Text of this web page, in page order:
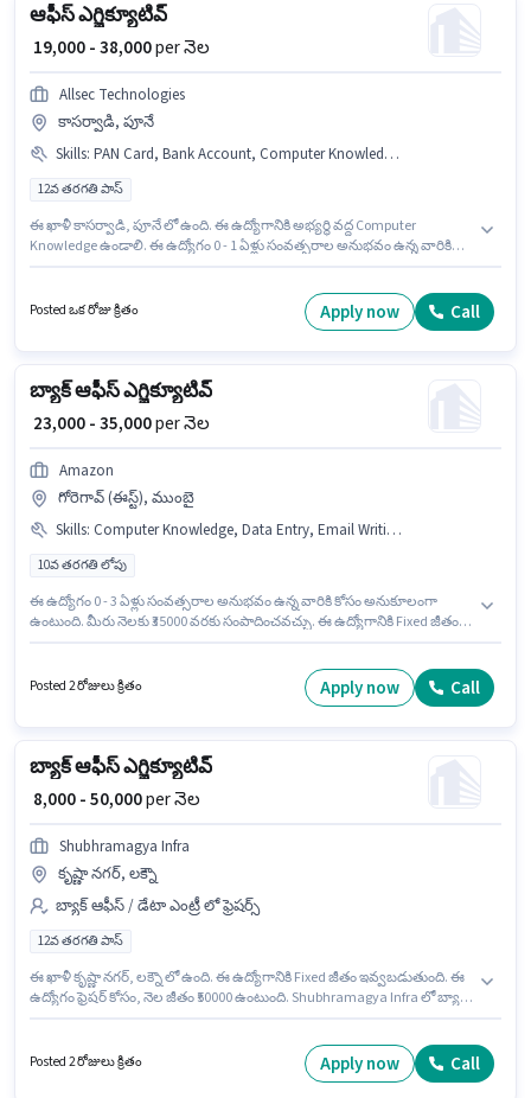
ఆఫీస్ ఎగ్జిక్యూటివ్
₹ 19,000 - 38,000per నెల
Allsec Technologies
కాసర్వాడి, పూనే
Skills: PAN Card, Bank Account, Computer Knowledge, Aadhar Card
12వ తరగతి పాస్
ఈ ఖాళీ కాసర్వాడి, పూనే లో ఉంది. ఈ ఉద్యోగానికి అభ్యర్థి వద్ద Computer
Knowledge ఉండాలి. ఈ ఉద్యోగం 0 - 1 ఏళ్లు సంవత్సరాల అనుభవం ఉన్న వారికి
పాలసీలపై ఆధారపడి ఇప్పించబడతాయి. Allsec Technologies లో బ్యాక్ ఆఫీస్ /
డేటా ఎంట్రీ విభాగంలో ఆఫీస్ ఎగ్జిక్యూటివ్ గా చేరండి. ఈ ఉద్యోగానికి Fixed జీతం
Posted ఒక రోజు క్రితం Apply now Call
బ్యాక్ ఆఫీస్ ఎగ్జిక్యూటివ్
₹ 23,000 - 35,000per నెల
Amazon
గోరెగావ్ (ఈస్ట్), ముంబై
Skills: Computer Knowledge, Data Entry, Email Writing, Internet Surfing, MS Excel, MS Word
10వ తరగతి లోపు
ఈ ఉద్యోగం 0 - 3 ఏళ్లు సంవత్సరాల అనుభవం ఉన్న వారికి కోసం అనుకూలంగా
ఉంటుంది. మీరు నెలకు ₹35000 వరకు సంపాదించవచ్చు. ఈ ఉద్యోగానికి Fixed జీతం
Knowledge, Data Entry, Email Writing, Internet Surfing, MS Excel, MS
Word వంటి నైపుణ్యాలు ఉండాలి. ఈ ఉద్యోగం గోరెగావ్ (ఈస్ట్), ముంబై లో ఉంది. ఈ
Posted 2 రోజులు క్రితం Apply now Call
బ్యాక్ ఆఫీస్ ఎగ్జిక్యూటివ్
₹ 8,000 - 50,000per నెల
Shubhramagya Infra
కృష్ణా నగర్, లక్నౌ
బ్యాక్ ఆఫీస్ / డేటా ఎంట్రీ లో ఫ్రెషర్స్
12వ తరగతి పాస్
ఈ ఖాళీ కృష్ణా నగర్, లక్నౌ లో ఉంది. ఈ ఉద్యోగానికి Fixed జీతం ఇవ్వబడుతుంది. ఈ
ఉద్యోగం ఫ్రెషర్ కోసం, నెల జీతం ₹50000 ఉంటుంది. Shubhramagya Infra లో బ్యాక్
Posted 2 రోజులు క్రితం Apply now Call